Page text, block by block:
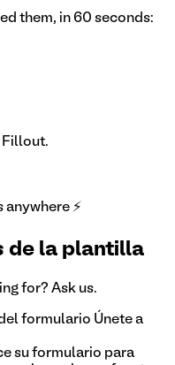
them, in 60 seconds:
Fillout.
⚡
de la plantilla
for? Ask us.
formulario Únete a
su formulario para